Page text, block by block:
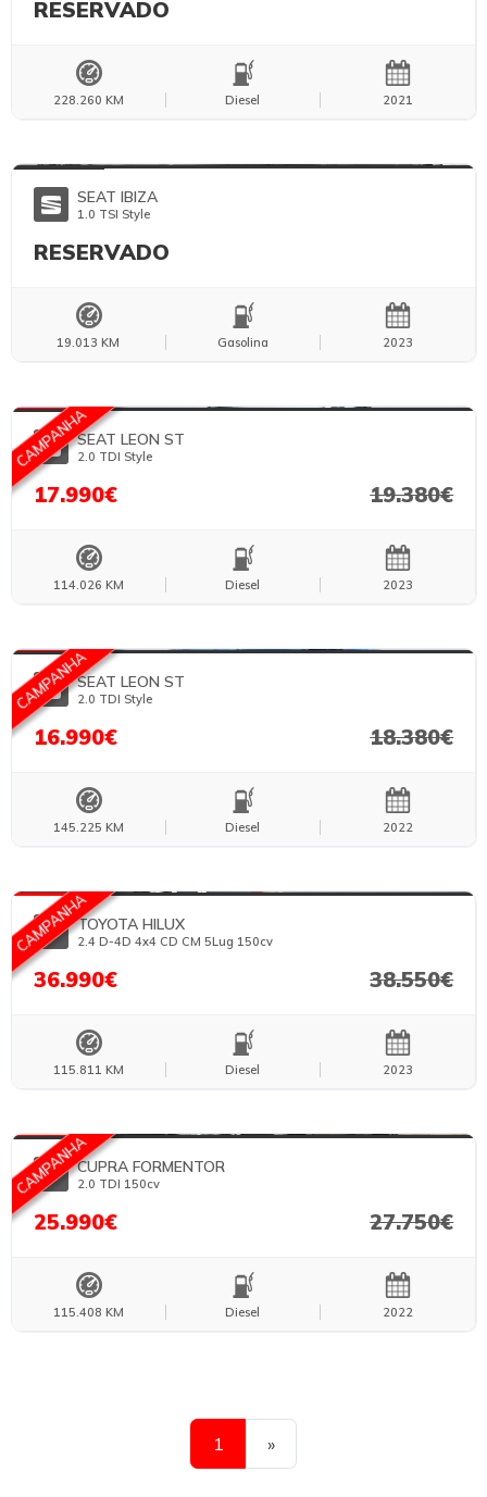
RESERVADO
228.260 KM Diesel 2021
SEAT IBIZA
1.0 TSI Style
RESERVADO
19.013 KM Gasolina 2023
CAMPANHASEAT LEON ST
2.0 TDI Style
17.990€ 19.380€
114.026 KM Diesel 2023
CAMPANHASEAT LEON ST
2.0 TDI Style
16.990€ 18.380€
145.225 KM Diesel 2022
CAMPANHATOYOTA HILUX
2.4 D-4D 4x4 CD CM 5Lug 150cv
36.990€ 38.550€
115.811 KM Diesel 2023
CAMPANHACUPRA FORMENTOR
2.0 TDI 150cv
25.990€ 27.750€
115.408 KM Diesel 2022
1 »Seguinte